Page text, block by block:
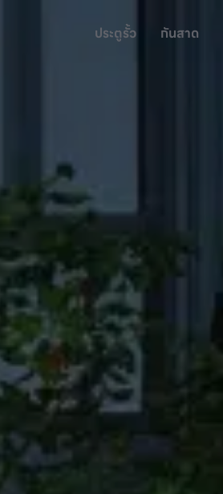
ประตูรั้ว กันสาด